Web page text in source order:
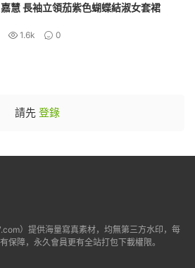
慧 長袖立領茄紫色蝴蝶結淑女套裙
1.6k 0
請先 登錄
）提供海量寫真素材，均無第三方水印，每
保障，永久會員更有全站打包下載權限。